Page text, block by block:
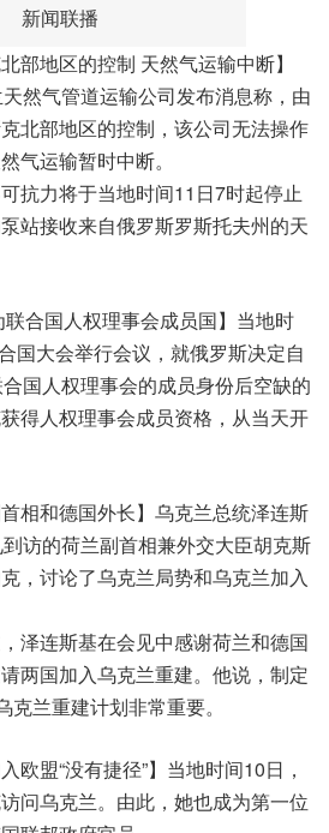
新闻联播
部地区的控制 天然气运输中断】
然气管道运输公司发布消息称，由
北部地区的控制，该公司无法操作
气运输暂时中断。
抗力将于当地时间11日7时起停止
站接收来自俄罗斯罗斯托夫州的天
联合国人权理事会成员国】当地时
国大会举行会议，就俄罗斯决定自
国人权理事会的成员身份后空缺的
得人权理事会成员资格，从当天开
相和德国外长】乌克兰总统泽连斯
访的荷兰副首相兼外交大臣胡克斯
，讨论了乌克兰局势和乌克兰加入
泽连斯基在会见中感谢荷兰和德国
两国加入乌克兰重建。他说，制定
克兰重建计划非常重要。
欧盟“没有捷径”】当地时间10日，
问乌克兰。由此，她也成为第一位